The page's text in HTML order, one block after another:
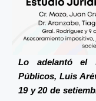
Lo adelantó el
Públicos, Luis
19 y 20 de